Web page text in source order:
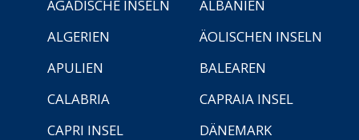
ÄGADISCHE INSELN
ALBANIEN
ALGERIEN
ÄOLISCHEN INSELN
APULIEN
BALEAREN
CALABRIA
CAPRAIA INSEL
CAPRI INSEL
DÄNEMARK